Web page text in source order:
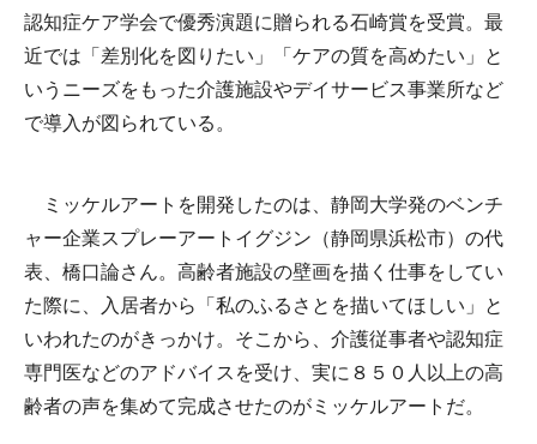
認知症ケア学会で優秀演題に贈られる石崎賞を受賞。最
近では「差別化を図りたい」「ケアの質を高めたい」と
いうニーズをもった介護施設やデイサービス事業所など
で導入が図られている。
ミッケルアートを開発したのは、静岡大学発のベンチ
ャー企業スプレーアートイグジン（静岡県浜松市）の代
表、橋口論さん。高齢者施設の壁画を描く仕事をしてい
た際に、入居者から「私のふるさとを描いてほしい」と
いわれたのがきっかけ。そこから、介護従事者や認知症
専門医などのアドバイスを受け、実に８５０人以上の高
齢者の声を集めて完成させたのがミッケルアートだ。